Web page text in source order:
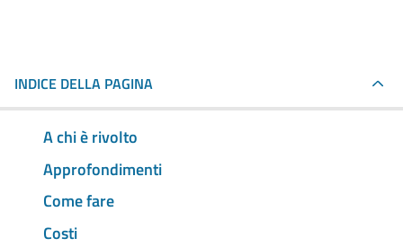
INDICE DELLA PAGINA
A chi è rivolto
Approfondimenti
Come fare
Costi